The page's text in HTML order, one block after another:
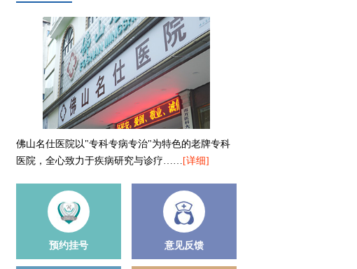
佛山名仕医院以"专科专病专治"为特色的老牌专科
医院，全心致力于疾病研究与诊疗…… [详细]
预约挂号 意见反馈